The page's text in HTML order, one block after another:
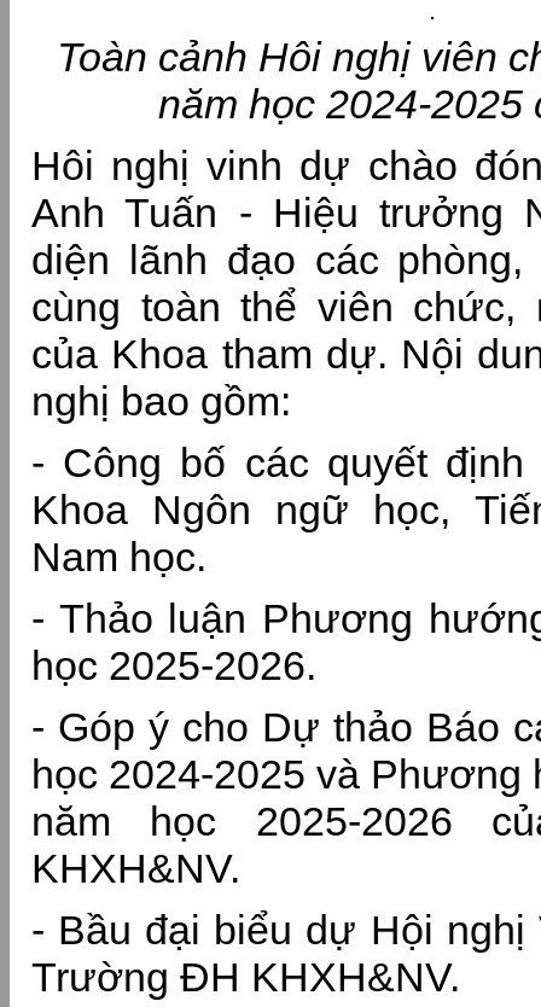
Toàn cảnh Hôi nghị viên
năm học 2024-2025
Hôi nghị vinh dự chào
Anh Tuấn - Hiệu trưởng
diện lãnh đạo các
cùng toàn thể viên chức,
của Khoa tham dự. Nội
nghị bao gồm:
- Công bố các quyết
Khoa Ngôn ngữ học,
Nam học.
- Thảo luận Phương
học 2025-2026.
- Góp ý cho Dự thảo Báo
học 2024-2025 và Phương
năm học 2025-2026
KHXH&NV.
- Bầu đại biểu dự Hội
Trường ĐH KHXH&NV.